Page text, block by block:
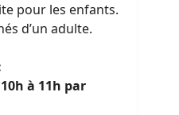
pour les enfants.
d’un adulte.
à 11h par